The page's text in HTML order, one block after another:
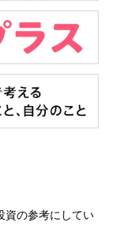
資の参考にしてい